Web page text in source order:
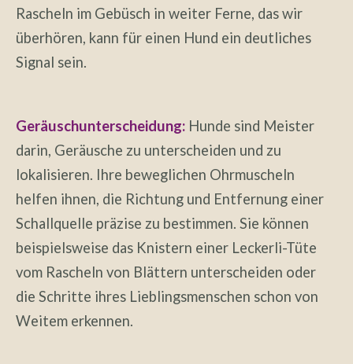
Rascheln im Gebüsch in weiter Ferne, das wir
überhören, kann für einen Hund ein deutliches
Signal sein.
Geräuschunterscheidung: Hunde sind Meister
darin, Geräusche zu unterscheiden und zu
lokalisieren. Ihre beweglichen Ohrmuscheln
helfen ihnen, die Richtung und Entfernung einer
Schallquelle präzise zu bestimmen. Sie können
beispielsweise das Knistern einer Leckerli-Tüte
vom Rascheln von Blättern unterscheiden oder
die Schritte ihres Lieblingsmenschen schon von
Weitem erkennen.